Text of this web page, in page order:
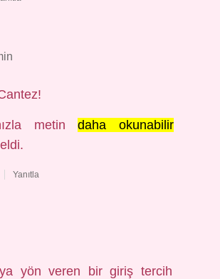
metindaha okunabilir
Yanıtla
yön veren bir giriş tercih